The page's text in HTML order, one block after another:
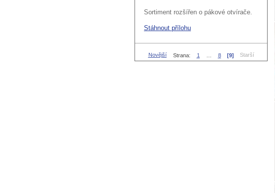
Sortiment rozšířen o pákové otvírače.
Stáhnout přílohu
Novější Strana: 1 8 [9] Starší